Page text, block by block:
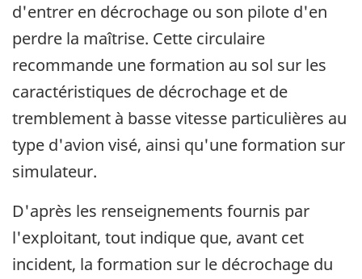
d'entrer en décrochage ou son pilote d'en
perdre la maîtrise. Cette circulaire
recommande une formation au sol sur les
caractéristiques de décrochage et de
tremblement à basse vitesse particulières au
type d'avion visé, ainsi qu'une formation sur
simulateur.
D'après les renseignements fournis par
l'exploitant, tout indique que, avant cet
incident, la formation sur le décrochage du